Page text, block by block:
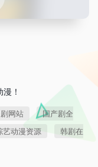
！
网站
国产剧全
艺动漫资源
韩剧在